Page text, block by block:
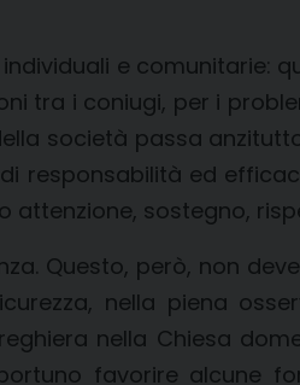
e comunitarie:
tra i coniugi, per i
società passa
responsabilità ed
attenzione, sostegno,
Questo, però, non
nella piena
nella Chiesa
favorire alcune